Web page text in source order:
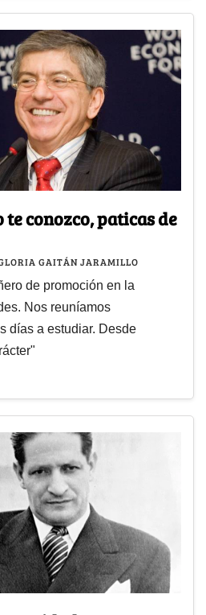
te conozco, paticas de
GAITÁN JARAMILLO
de promoción en la
Nos reuníamos
días a estudiar. Desde